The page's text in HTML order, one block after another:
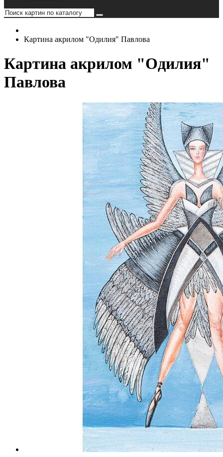
Картина акрилом "Одилия" Павлова
Картина акрилом "Одилия"
Павлова